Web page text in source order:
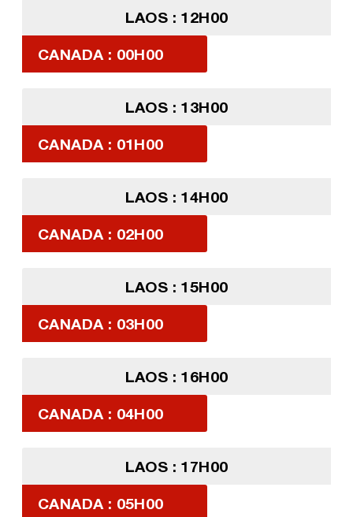
LAOS : 12H00
CANADA : 00H00
LAOS : 13H00
CANADA : 01H00
LAOS : 14H00
CANADA : 02H00
LAOS : 15H00
CANADA : 03H00
LAOS : 16H00
CANADA : 04H00
LAOS : 17H00
CANADA : 05H00